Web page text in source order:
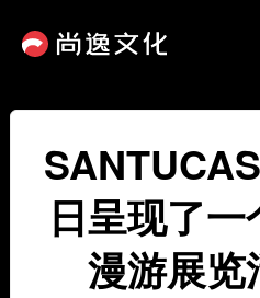
日呈现了
漫游展览